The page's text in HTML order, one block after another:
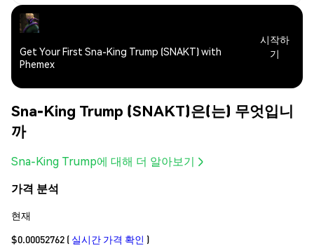
Get Your First Sna-King Trump (SNAKT) with
Phemex
시작하
기
Sna-King Trump (SNAKT)은(는) 무엇입니
까
Sna-King Trump에 대해 더 알아보기
가격 분석
현재
$0.00052762 ( 실시간 가격 확인 )